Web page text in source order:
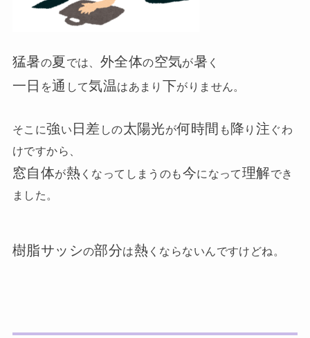
猛暑の夏では、 外全体の空気が暑 く
一日 を通 して気温はあまり 下がりません。
そこに強い 日差 しの太陽光が何時間 も 降 り 注 ぐわ
けですから、
窓自体が熱 くなってしまうのも今になって理解でき
ました。
樹脂サッシの部分は熱 くならないんですけどね。